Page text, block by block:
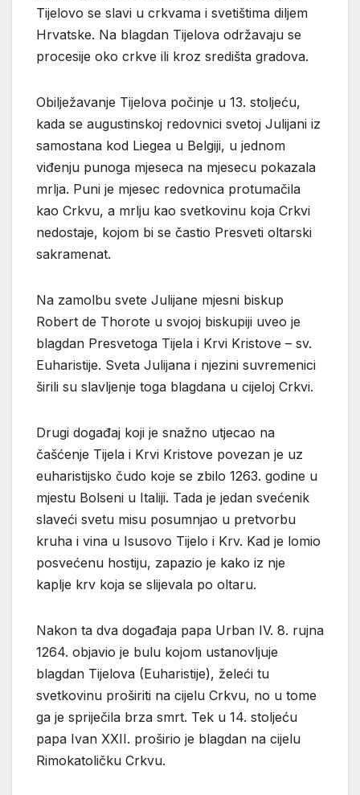
Tijelovo se slavi u crkvama i svetištima diljem
Hrvatske. Na blagdan Tijelova održavaju se
procesije oko crkve ili kroz središta gradova.
Obilježavanje Tijelova počinje u 13. stoljeću,
kada se augustinskoj redovnici svetoj Julijani iz
samostana kod Liegea u Belgiji, u jednom
viđenju punoga mjeseca na mjesecu pokazala
mrlja. Puni je mjesec redovnica protumačila
kao Crkvu, a mrlju kao svetkovinu koja Crkvi
nedostaje, kojom bi se častio Presveti oltarski
sakramenat.
Na zamolbu svete Julijane mjesni biskup
Robert de Thorote u svojoj biskupiji uveo je
blagdan Presvetoga Tijela i Krvi Kristove – sv.
Euharistije. Sveta Julijana i njezini suvremenici
širili su slavljenje toga blagdana u cijeloj Crkvi.
Drugi događaj koji je snažno utjecao na
čašćenje Tijela i Krvi Kristove povezan je uz
euharistijsko čudo koje se zbilo 1263. godine u
mjestu Bolseni u Italiji. Tada je jedan svećenik
slaveći svetu misu posumnjao u pretvorbu
kruha i vina u Isusovo Tijelo i Krv. Kad je lomio
posvećenu hostiju, zapazio je kako iz nje
kaplje krv koja se slijevala po oltaru.
Nakon ta dva događaja papa Urban IV. 8. rujna
1264. objavio je bulu kojom ustanovljuje
blagdan Tijelova (Euharistije), želeći tu
svetkovinu proširiti na cijelu Crkvu, no u tome
ga je spriječila brza smrt. Tek u 14. stoljeću
papa Ivan XXII. proširio je blagdan na cijelu
Rimokatoličku Crkvu.